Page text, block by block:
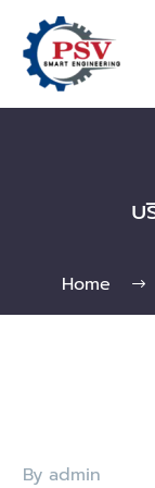
บ
Home
By admin